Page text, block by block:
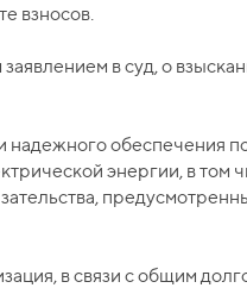
взносов.
в суд, о
обеспечения
энергии, в том
в связи с общим